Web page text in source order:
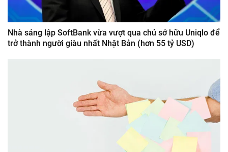
Nhà sáng lập SoftBank vừa vượt qua chủ sở hữu Uniqlo để
trở thành người giàu nhất Nhật Bản (hơn 55 tỷ USD)